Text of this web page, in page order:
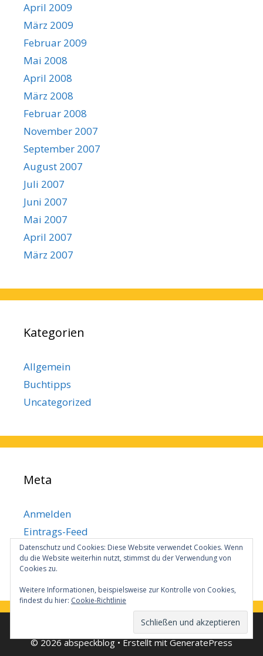
April 2009
März 2009
Februar 2009
Mai 2008
April 2008
März 2008
Februar 2008
November 2007
September 2007
August 2007
Juli 2007
Juni 2007
Mai 2007
April 2007
März 2007
Kategorien
Allgemein
Buchtipps
Uncategorized
Meta
Anmelden
Eintrags-Feed
Kommentar-Feed
WordPress.org
© 2026 abspeckblog• Erstellt mitGeneratePress
Datenschutz und Cookies: Diese Website verwendet Cookies. Wenn
du die Website weiterhin nutzt, stimmst du der Verwendung von
Cookies zu.
Weitere Informationen, beispielsweise zur Kontrolle von Cookies,
findest du hier: Cookie-Richtlinie